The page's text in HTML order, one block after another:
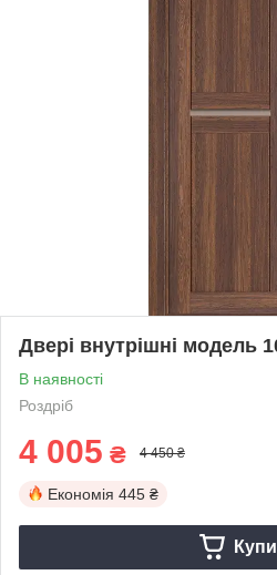
Двері внутрішні модель
В наявності
Роздріб
4 005 ₴ 4 450 ₴
Економія 445 ₴